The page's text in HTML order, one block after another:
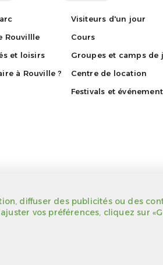
diffuser des publicités ou des
vos préférences, cliquez sur
Rouvillle
et loisirs
à Rouville ?
Visiteurs d'un jour
Cours
Groupes et camps de
Centre de location
Festivals et